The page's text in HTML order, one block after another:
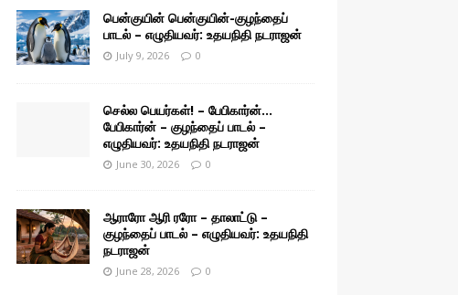
பென்குயின் பென்குயின்-குழந்தைப்
பாடல் – எழுதியவர்: உதயநிதி நடராஜன்
July 9, 2026 0
செல்ல பெயர்கள்! – பேபிகார்ன்…
பேபிகார்ன் – குழந்தைப் பாடல் –
எழுதியவர்: உதயநிதி நடராஜன்
June 30, 2026 0
ஆராரோ ஆரி ரரோ – தாலாட்டு –
குழந்தைப் பாடல் – எழுதியவர்: உதயநிதி
நடராஜன்
June 28, 2026 0